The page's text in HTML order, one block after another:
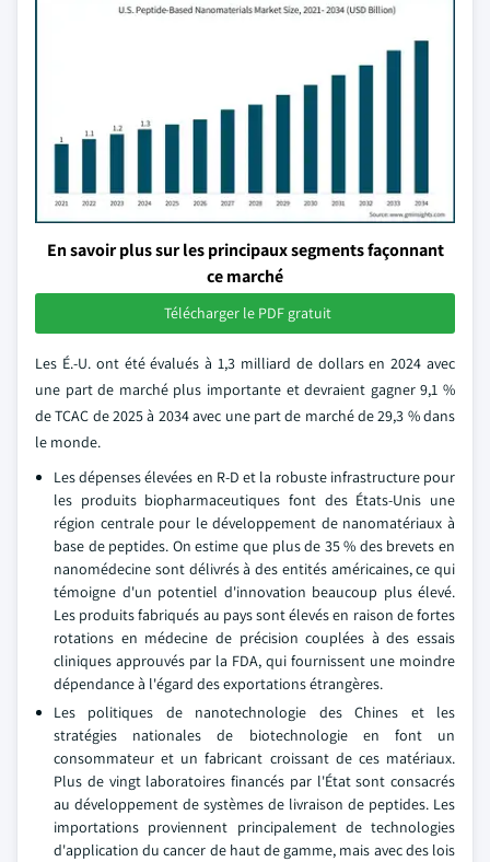
En savoir plus sur les principaux segments façonnant
ce marché
Télécharger le PDF gratuit
Les É.-U. ont été évalués à 1,3 milliard de dollars en 2024 avec
une part de marché plus importante et devraient gagner 9,1 %
de TCAC de 2025 à 2034 avec une part de marché de 29,3 % dans
le monde.
Les dépenses élevées en R-D et la robuste infrastructure pour
les produits biopharmaceutiques font des États-Unis une
région centrale pour le développement de nanomatériaux à
base de peptides. On estime que plus de 35 % des brevets en
nanomédecine sont délivrés à des entités américaines, ce qui
témoigne d'un potentiel d'innovation beaucoup plus élevé.
Les produits fabriqués au pays sont élevés en raison de fortes
rotations en médecine de précision couplées à des essais
cliniques approuvés par la FDA, qui fournissent une moindre
dépendance à l'égard des exportations étrangères.
Les politiques de nanotechnologie des Chines et les
stratégies nationales de biotechnologie en font un
consommateur et un fabricant croissant de ces matériaux.
Plus de vingt laboratoires financés par l'État sont consacrés
au développement de systèmes de livraison de peptides. Les
importations proviennent principalement de technologies
d'application du cancer de haut de gamme, mais avec des lois